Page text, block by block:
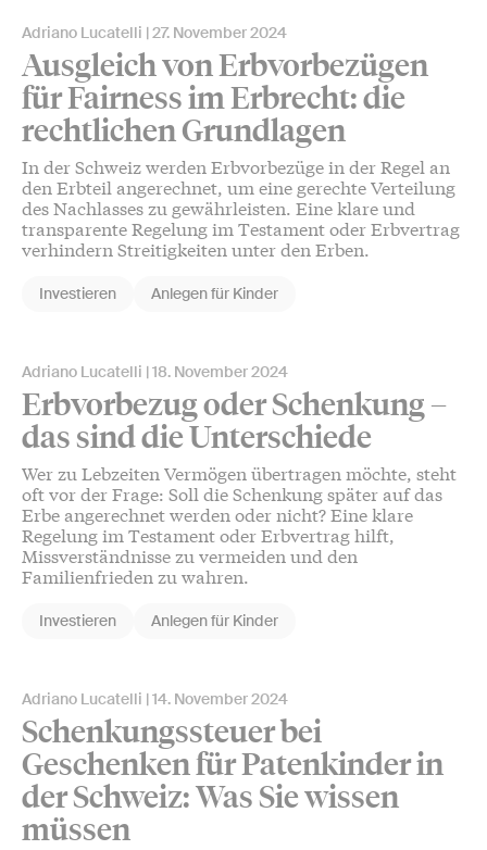
Adriano Lucatelli 27. November 2024
Ausgleich von Erbvorbezügen
für Fairness im Erbrecht: die
rechtlichen Grundlagen
In der Schweiz werden Erbvorbezüge in der Regel an
den Erbteil angerechnet, um eine gerechte Verteilung
des Nachlasses zu gewährleisten. Eine klare und
transparente Regelung im Testament oder Erbvertrag
verhindern Streitigkeiten unter den Erben.
Investieren Anlegen für Kinder
Adriano Lucatelli 18. November 2024
Erbvorbezug oder Schenkung –
das sind die Unterschiede
Wer zu Lebzeiten Vermögen übertragen möchte, steht
oft vor der Frage: Soll die Schenkung später auf das
Erbe angerechnet werden oder nicht? Eine klare
Regelung im Testament oder Erbvertrag hilft,
Missverständnisse zu vermeiden und den
Familienfrieden zu wahren.
Investieren Anlegen für Kinder
Adriano Lucatelli 14. November 2024
Schenkungssteuer bei
Geschenken für Patenkinder in
der Schweiz: Was Sie wissen
müssen